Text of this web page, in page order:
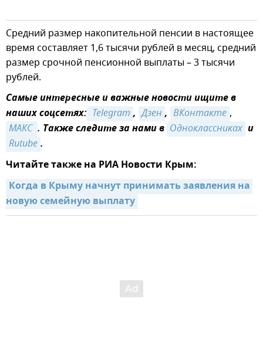
Средний размер накопительной пенсии в настоящее
время составляет 1,6 тысячи рублей в месяц, средний
размер срочной пенсионной выплаты – 3 тысячи
рублей.
Самые интересные и важные новости ищите в
наших соцсетях: Telegram , Дзен , ВКонтакте ,
MАКС . Также следите за нами в Одноклассниках и
Rutube.
Читайте также на РИА Новости Крым:
Когда в Крыму начнут принимать заявления на
новую семейную выплату